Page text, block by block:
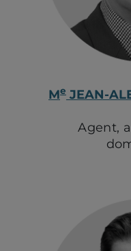
Me JEAN-
Agent,